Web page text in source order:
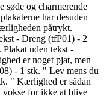
søde og charmerende
har desuden
påtrykt.
- Dreng (tfP01) - 2
uden tekst -
er noget pjat, men
- 1 stk. " Lev mens du
" Kærlighed er sådan
vokse for ikke at blive